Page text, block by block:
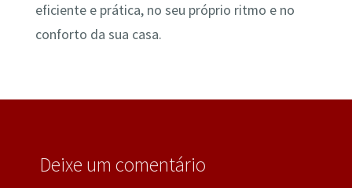
eficiente e prática, no seu próprio ritmo e no
conforto da sua casa.
Deixe um comentário